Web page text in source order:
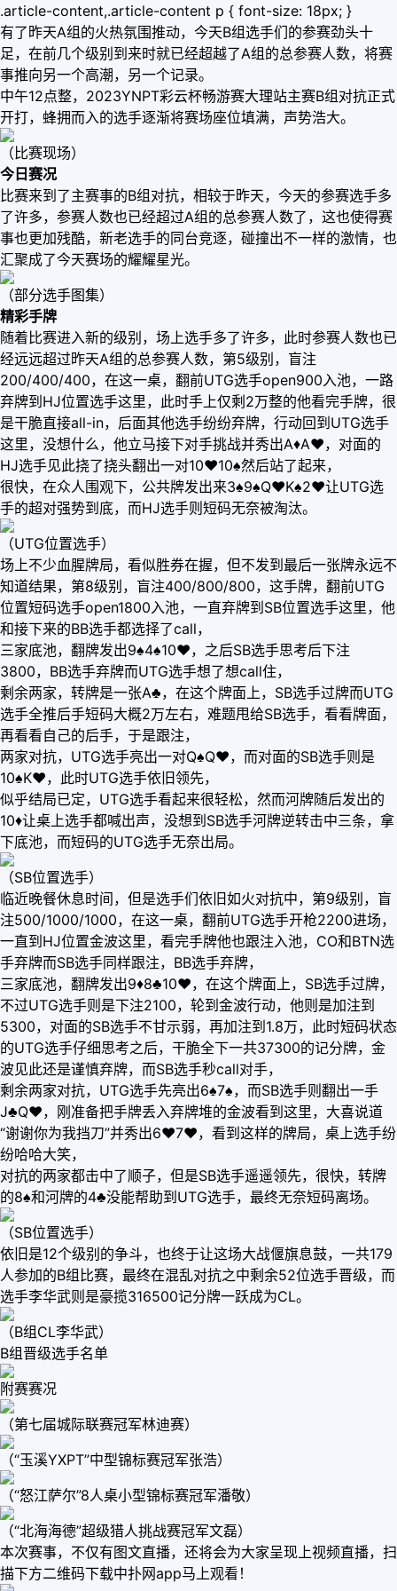
.article-content,.article-content p { font-size: 18px; }
有了昨天A组的火热氛围推动，今天B组选手们的参赛劲头十
足，在前几个级别到来时就已经超越了A组的总参赛人数，将赛
事推向另一个高潮，另一个记录。
中午12点整，2023YNPT彩云杯畅游赛大理站主赛B组对抗正式
开打，蜂拥而入的选手逐渐将赛场座位填满，声势浩大。
（比赛现场）
今日赛况
比赛来到了主赛事的B组对抗，相较于昨天，今天的参赛选手多
了许多，参赛人数也已经超过A组的总参赛人数了，这也使得赛
事也更加残酷，新老选手的同台竞逐，碰撞出不一样的激情，也
汇聚成了今天赛场的耀耀星光。
（部分选手图集）
精彩手牌
随着比赛进入新的级别，场上选手多了许多，此时参赛人数也已
经远远超过昨天A组的总参赛人数，第5级别，盲注
200/400/400，在这一桌，翻前UTG选手open900入池，一路
弃牌到HJ位置选手这里，此时手上仅剩2万整的他看完手牌，很
是干脆直接all-in，后面其他选手纷纷弃牌，行动回到UTG选手
这里，没想什么，他立马接下对手挑战并秀出A♦️A♥️，对面的
HJ选手见此挠了挠头翻出一对10♥️10♠️然后站了起来，
很快，在众人围观下，公共牌发出来3♠️9♠️Q♥️K♠️2♥️让UTG选
手的超对强势到底，而HJ选手则短码无奈被淘汰。
（UTG位置选手）
场上不少血腥牌局，看似胜券在握，但不发到最后一张牌永远不
知道结果，第8级别，盲注400/800/800，这手牌，翻前UTG
位置短码选手open1800入池，一直弃牌到SB位置选手这里，他
和接下来的BB选手都选择了call，
三家底池，翻牌发出9♠️4♠️10♥️，之后SB选手思考后下注
3800，BB选手弃牌而UTG选手想了想call住，
剩余两家，转牌是一张A♣️，在这个牌面上，SB选手过牌而UTG
选手全推后手短码大概2万左右，难题甩给SB选手，看看牌面，
再看看自己的后手，于是跟注，
两家对抗，UTG选手亮出一对Q♠️Q♥️，而对面的SB选手则是
10♠️K♥️，此时UTG选手依旧领先，
似乎结局已定，UTG选手看起来很轻松，然而河牌随后发出的
10♦️让桌上选手都喊出声，没想到SB选手河牌逆转击中三条，拿
下底池，而短码的UTG选手无奈出局。
（SB位置选手）
临近晚餐休息时间，但是选手们依旧如火对抗中，第9级别，盲
注500/1000/1000，在这一桌，翻前UTG选手开枪2200进场，
一直到HJ位置金波这里，看完手牌他也跟注入池，CO和BTN选
手弃牌而SB选手同样跟注，BB选手弃牌，
三家底池，翻牌发出9♦️8♣️10♥️，在这个牌面上，SB选手过牌，
不过UTG选手则是下注2100，轮到金波行动，他则是加注到
5300，对面的SB选手不甘示弱，再加注到1.8万，此时短码状态
的UTG选手仔细思考之后，干脆全下一共37300的记分牌，金
波见此还是谨慎弃牌，而SB选手秒call对手，
剩余两家对抗，UTG选手先亮出6♠️7♠️，而SB选手则翻出一手
J♣️Q♥️，刚准备把手牌丢入弃牌堆的金波看到这里，大喜说道
“谢谢你为我挡刀”并秀出6♥️7♥️，看到这样的牌局，桌上选手纷
纷哈哈大笑，
对抗的两家都击中了顺子，但是SB选手遥遥领先，很快，转牌
的8♠️和河牌的4♣️没能帮助到UTG选手，最终无奈短码离场。
（SB位置选手）
依旧是12个级别的争斗，也终于让这场大战偃旗息鼓，一共179
人参加的B组比赛，最终在混乱对抗之中剩余52位选手晋级，而
选手李华武则是豪揽316500记分牌一跃成为CL。
（B组CL李华武）
B组晋级选手名单
附赛赛况
（第七届城际联赛冠军林迪赛）
（“玉溪YXPT”中型锦标赛冠军张浩）
（“怒江萨尔”8人桌小型锦标赛冠军潘敬）
（“北海海德”超级猎人挑战赛冠军文磊）
本次赛事，不仅有图文直播，还将会为大家呈现上视频直播，扫
描下方二维码下载中扑网app马上观看！